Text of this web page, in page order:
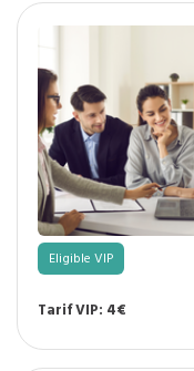
Eligible VIP
Tarif VIP: 4€